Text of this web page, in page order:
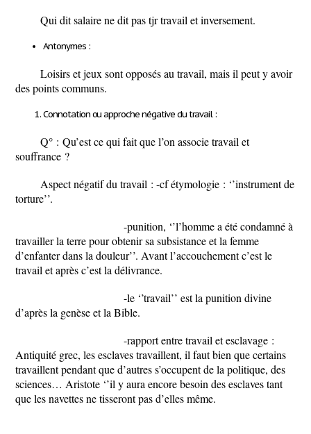
Qui dit salaire ne dit pas tjr travail et inversement.
Antonymes :
Loisirs et jeux sont opposés au travail, mais il peut y avoir
des points communs.
Connotation ou approche négative du travail :
Q° : Qu’est ce qui fait que l’on associe travail et
souffrance ?
Aspect négatif du travail : -cf étymologie : ‘’instrument de
torture’’.
-punition, ‘’l’homme a été condamné à
travailler la terre pour obtenir sa subsistance et la femme
d’enfanter dans la douleur’’. Avant l’accouchement c’est le
travail et après c’est la délivrance.
-le ‘’travail’’ est la punition divine
d’après la genèse et la Bible.
-rapport entre travail et esclavage :
Antiquité grec, les esclaves travaillent, il faut bien que certains
travaillent pendant que d’autres s’occupent de la politique, des
sciences… Aristote ‘’il y aura encore besoin des esclaves tant
que les navettes ne tisseront pas d’elles même.